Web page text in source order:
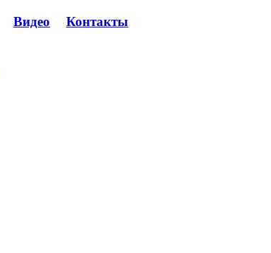
Видео Контакты